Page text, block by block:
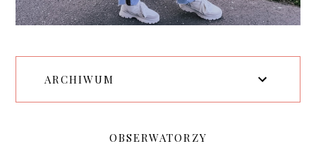
ARCHIWUM
OBSERWATORZY